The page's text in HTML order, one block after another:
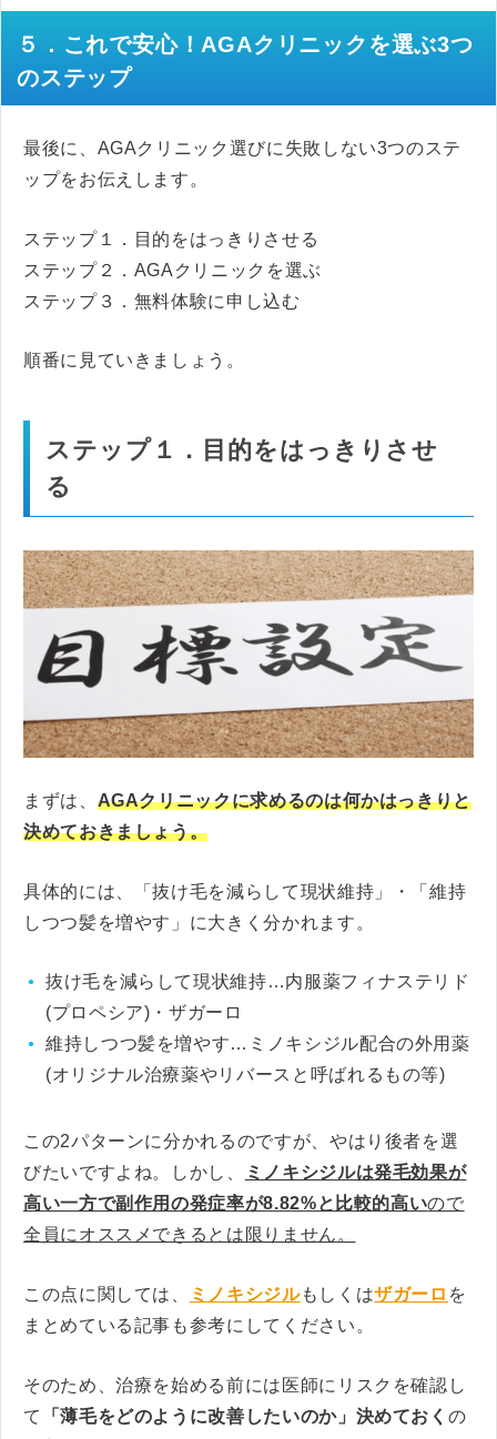
５．これで安心！AGAクリニックを選ぶ3つ
のステップ
最後に、AGAクリニック選びに失敗しない3つのステ
ップをお伝えします。
ステップ１．目的をはっきりさせる
ステップ２．AGAクリニックを選ぶ
ステップ３．無料体験に申し込む
順番に見ていきましょう。
ステップ１．目的をはっきりさせ
る
まずは、 AGAクリニックに求めるのは何かはっきりと
決めておきましょう。
具体的には、「抜け毛を減らして現状維持」・「維持
しつつ髪を増やす」に大きく分かれます。
抜け毛を減らして現状維持…内服薬フィナステリド
(プロペシア)・ザガーロ
維持しつつ髪を増やす…ミノキシジル配合の外用薬
(オリジナル治療薬やリバースと呼ばれるもの等)
この2パターンに分かれるのですが、やはり後者を選
びたいですよね。しかし、
ミノキシジルは発毛効果が
高い一方で副作用の発症率が8.82%と比較的高いので
全員にオススメできるとは限りません。
この点に関しては、 ミノキシジルもしくはザガーロ を
まとめている記事も参考にしてください。
そのため、治療を始める前には医師にリスクを確認し
て
「薄毛をどのように改善したいのか」決めておく の